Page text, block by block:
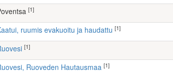
Poventsa [1]
Kaatui, ruumis evakuoitu ja haudattu [1]
Ruovesi [1]
Ruovesi, Ruoveden Hautausmaa [1]